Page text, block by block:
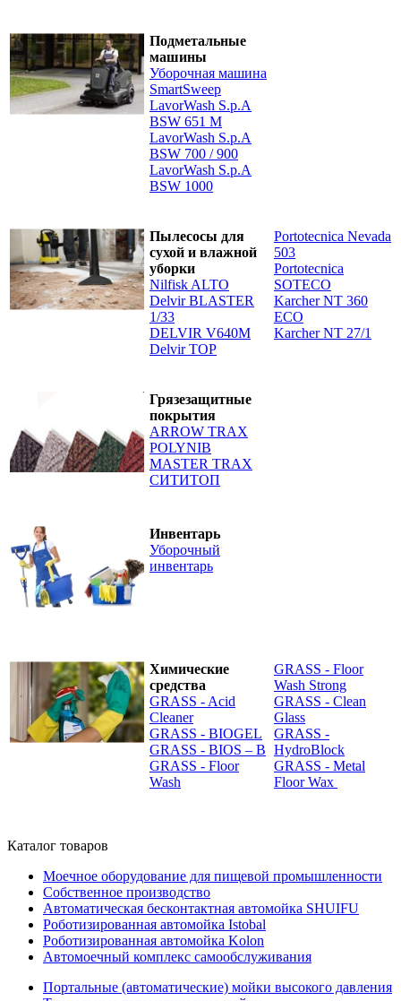
Подметальные
машины
Уборочная машина
SmartSweep
LavorWash S.p.A
BSW 651 M
LavorWash S.p.A
BSW 700 / 900
LavorWash S.p.A
BSW 1000
Пылесосы для
сухой и влажной
уборки
Nilfisk ALTO
Delvir BLASTER
1/33
DELVIR V640M
Delvir TOP
Portotecnica Nevada
503
Portotecnica
SOTECO
Karcher NT 360
ECO
Karcher NT 27/1
Грязезащитные
покрытия
ARROW TRAX
POLYNIB
MASTER TRAX
СИТИТОП
Инвентарь
Уборочный
инвентарь
Химические
средства
GRASS - Acid
Cleaner
GRASS - BIOGEL
GRASS - BIOS – B
GRASS - Floor
Wash
GRASS - Floor
Wash Strong
GRASS - Clean
Glass
GRASS -
HydroBlock
GRASS - Metal
Floor Wax
Каталог товаров
Моечное оборудование для пищевой промышленности
Собственное производство
Автоматическая бесконтактная автомойка SHUIFU
Роботизированная автомойка Istobal
Роботизированная автомойка Kolon
Автомоечный комплекс самообслуживания
Портальные (автоматические) мойки высокого давления